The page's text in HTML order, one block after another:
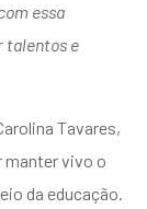
essa
talentos e
Tavares,
manter vivo o
da educação.